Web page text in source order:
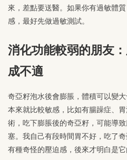
來，差點要送醫。如果你有過敏體
感，最好先做過敏測試。
消化功能較弱的朋友
成不適
奇亞籽泡水後會膨脹，體積可以變
本來就比較敏感，比如有腸躁症、
術，吃下膨脹後的奇亞籽，可能導
塞。我自己有段時間胃不好，吃了
有種奇怪的壓迫感，後來才明白是它